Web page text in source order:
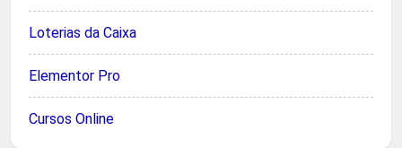
Loterias da Caixa
Elementor Pro
Cursos Online